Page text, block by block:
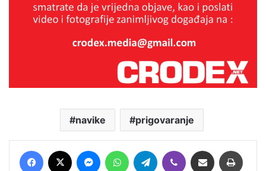
navike prigovaranje
Facebook MessengerWhatsAppTelegram Viber Podijeli putem E-maila